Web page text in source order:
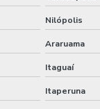
trabalho curitiba
trabalho
do trabalho e meio
Nilópolis
Araruama
Itaguaí
Itaperuna